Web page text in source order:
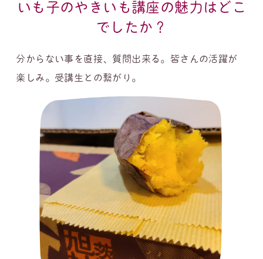
いも子のやきいも講座の魅力はどこ
でしたか？
分からない事を直接、質問出来る。皆さんの活躍が
楽しみ。受講生との繋がり。